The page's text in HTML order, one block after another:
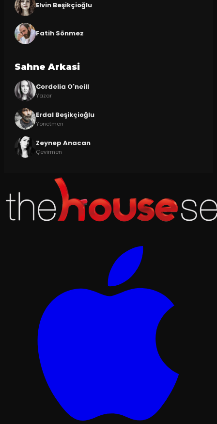
Elvin Beşikçioğlu
Fatih Sönmez
Sahne Arkasi
Cordelia O'neill
Yazar
Erdal Beşikçioğlu
Yönetmen
Zeynep Anacan
Çevirmen